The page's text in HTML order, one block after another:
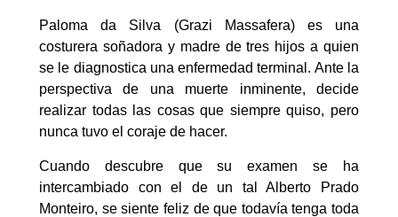
Paloma da Silva (Grazi Massafera) es una
costurera soñadora y madre de tres hijos a quien
se le diagnostica una enfermedad terminal. Ante la
perspectiva de una muerte inminente, decide
realizar todas las cosas que siempre quiso, pero
nunca tuvo el coraje de hacer.
Cuando descubre que su examen se ha
intercambiado con el de un tal Alberto Prado
Monteiro, se siente feliz de que todavía tenga toda